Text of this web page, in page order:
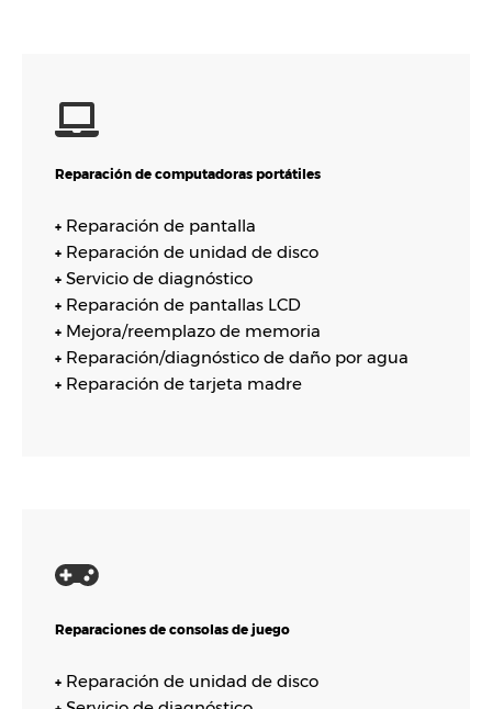
Reparación de computadoras portátiles
+ Reparación de pantalla
+ Reparación de unidad de disco
+ Servicio de diagnóstico
+ Reparación de pantallas LCD
+ Mejora/reemplazo de memoria
+ Reparación/diagnóstico de daño por agua
+ Reparación de tarjeta madre
Reparaciones de consolas de juego
+ Reparación de unidad de disco